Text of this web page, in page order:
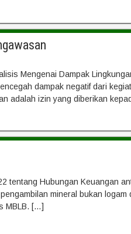
Mengenai Dampak
dampak negatif dari
adalah izin yang diberikan
tentang Hubungan Keuangan
mineral bukan logam
MBLB. […]